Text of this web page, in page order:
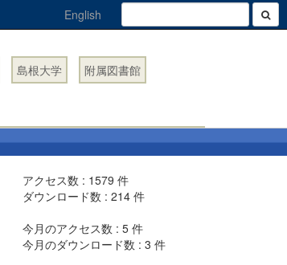
English
島根大学 附属図書館
アクセス数 : 1579 件
ダウンロード数 :214 件
今月のアクセス数 :5 件
今月のダウンロード数 :3 件